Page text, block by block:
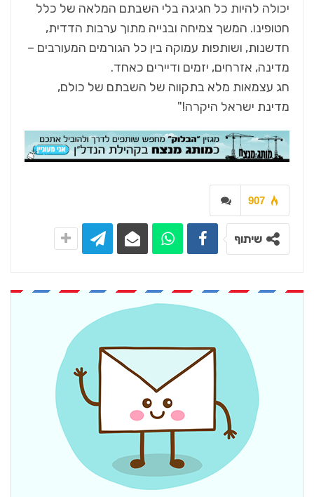
יכולה להיות כל חגיגה בלי השבתם המלאה של כלל
חטופינו. המשך צמיחה ובנייה מתוך ערבות הדדית,
חדשנות, ושותפות עמוקה בין כל הגורמים המעורבים –
מדינה, אזרחים, יזמים ודיירים כאחד.
חג עצמאות מלא בתקווה של השבתם של כולם,
מדינת ישראל היקרה!"
907
שיתוף